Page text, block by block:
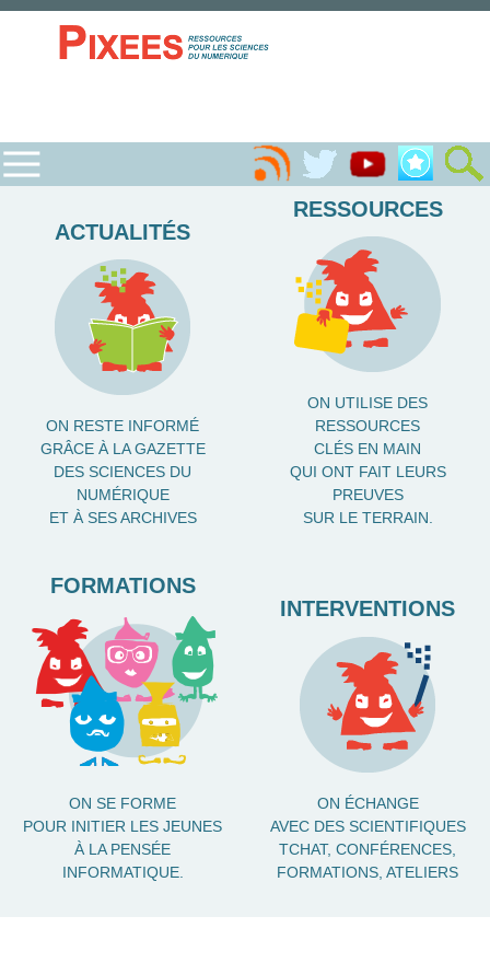
ACTUALITÉS
ON RESTE INFORMÉ
GRÂCE À LA GAZETTE
DES SCIENCES DU
NUMÉRIQUE
ET À SES ARCHIVES
RESSOURCES
ON UTILISE DES
RESSOURCES
CLÉS EN MAIN
QUI ONT FAIT LEURS
PREUVES
SUR LE TERRAIN.
FORMATIONS
ON SE FORME
POUR INITIER LES JEUNES
À LA PENSÉE
INFORMATIQUE.
INTERVENTIONS
ON ÉCHANGE
AVEC DES SCIENTIFIQUES
TCHAT, CONFÉRENCES,
FORMATIONS, ATELIERS